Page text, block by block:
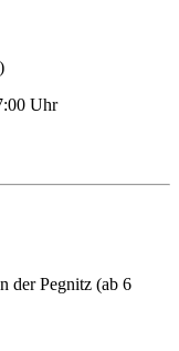
Uhr
der Pegnitz (ab 6